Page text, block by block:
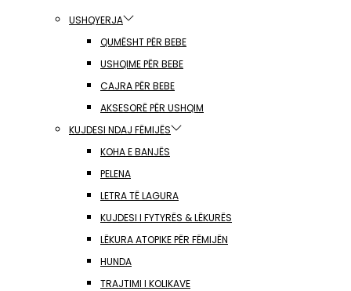
USHQYERJA
QUMËSHT PËR BEBE
USHQIME PËR BEBE
CAJRA PËR BEBE
AKSESORË PËR USHQIM
KUJDESI NDAJ FËMIJËS
KOHA E BANJËS
PELENA
LETRA TË LAGURA
KUJDESI I FYTYRËS & LËKURËS
LËKURA ATOPIKE PËR FËMIJËN
HUNDA
TRAJTIMI I KOLIKAVE